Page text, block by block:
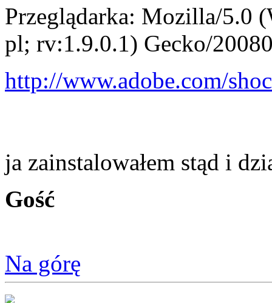
Przeglądarka: Mozilla/5.0
pl; rv:1.9.0.1) Gecko/
http://www.adobe.com/
ja zainstalowałem stąd i
Gość
Na górę